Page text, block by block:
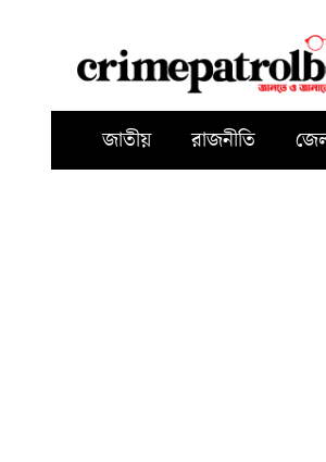
জাতীয় রাজনীতি